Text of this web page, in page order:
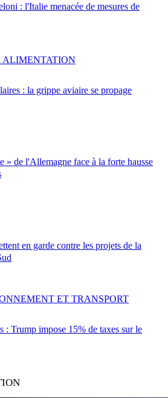
: l'Italie menacée de mesures de
: la grippe aviaire se propage
ALIMENTATION
» de l'Allemagne face à la forte hausse
en garde contre les projets de la
: Trump impose 15% de taxes sur le
ET TRANSPORT